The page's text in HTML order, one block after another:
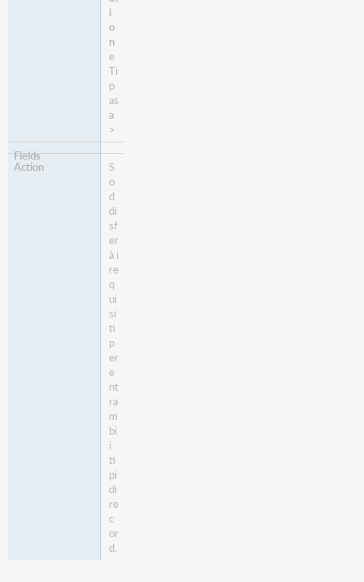
i
o
n
e
Ti
p
as
a
>
S
o
d
di
sf
er
à i
re
q
ui
si
ti
p
er
e
nt
ra
m
bi
i
ti
pi
di
re
c
or
d.